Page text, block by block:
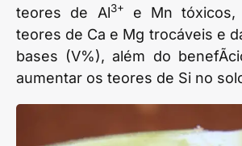
teores de Al3+
e Mn tóxicos,
teores de Ca e Mg trocáveis e
bases (V%), além do
aumentar os teores de Si no